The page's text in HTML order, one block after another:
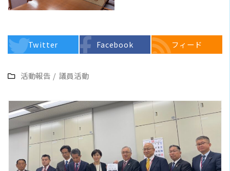
Twitter Facebook フィード
活動報告 / 議員活動